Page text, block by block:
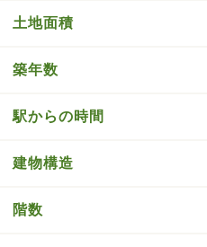
土地面積
築年数
駅からの時間
建物構造
階数